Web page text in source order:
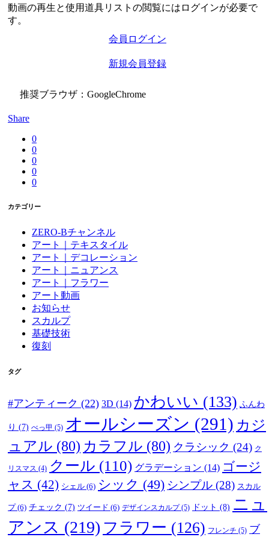
動画の再生と使用道具リストの閲覧にはログインが必要で
す。
会員ログイン
新規会員登録
推奨ブラウザ：GoogleChrome
Share
0
0
0
0
0
カテゴリー
ZERO-Bチャンネル
アート｜テキスタイル
アート｜デコレーション
アート｜ニュアンス
アート｜フラワー
アート動画
お知らせ
スカルプ
基礎技術
復刻
タグ
#アンティーク (22) 3D (14) かわいい (133) ふんわ
り (7) べっ甲 (5) オールシーズン (291) カジ
ュアル (80) カラフル (80) クラシック (24) ク
リスマス (4) クール (110) グラデーション (14) ゴージ
ャス (42) シェル (6) シック (49) シンプル (28) スカル
プ(6) チェック (7) ツイード (6) デザインスカルプ(5) ドット (8) ニュ
アンス (219) フラワー (126) フレンチ (5) ブ